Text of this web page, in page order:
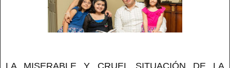
LA MISERABLE Y CRUEL SITUACIÓN DE LA